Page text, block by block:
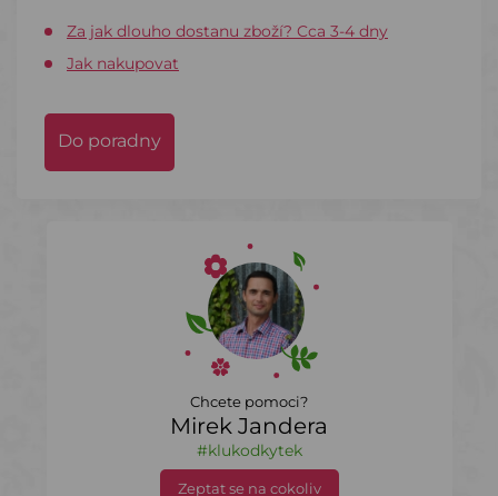
Za jak dlouho dostanu zboží? Cca 3-4 dny
Jak nakupovat
Do poradny
Chcete pomoci?
Mirek Jandera
#klukodkytek
Zeptat se na cokoliv